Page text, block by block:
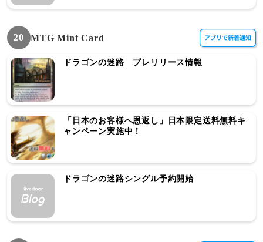
20 MTG Mint Card
ドラゴンの迷路 プレリリース情報
「日本のお客様へ恩返し」日本限定送料無料キ
ャンペーン実施中！
ドラゴンの迷路シングル予約開始